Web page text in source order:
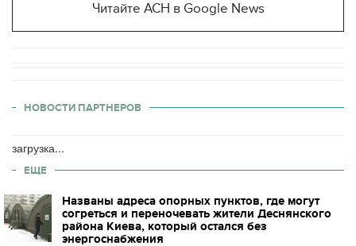
Читайте АСН в Google News
НОВОСТИ ПАРТНЕРОВ
загрузка...
ЕЩЕ
Названы адреса опорных пунктов, где могут
согреться и переночевать жители Деснянского
района Киева, который остался без
энергоснабжения